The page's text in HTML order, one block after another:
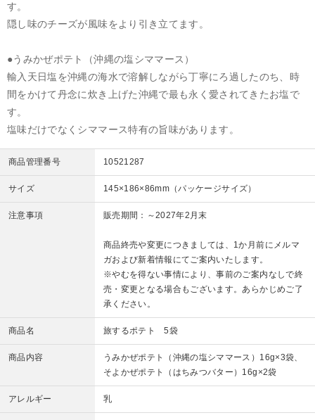
す。
隠し味のチーズが風味をより引き立てます。
●うみかぜポテト（沖縄の塩シママース）
輸入天日塩を沖縄の海水で溶解しながら丁寧にろ過したのち、時
間をかけて丹念に炊き上げた沖縄で最も永く愛されてきたお塩で
す。
塩味だけでなくシママース特有の旨味があります。
商品管理番号 10521287
サイズ 145×186×86mm（パッケージサイズ）
注意事項 販売期間：～2027年2月末
商品終売や変更につきましては、1か月前にメルマ
ガおよび新着情報にてご案内いたします。
※やむを得ない事情により、事前のご案内なしで終
売・変更となる場合もございます。あらかじめご了
承ください。
商品名 旅するポテト 5袋
商品内容
うみかぜポテト（沖縄の塩シママース）16g×3袋、
そよかぜポテト（はちみつバター）16g×2袋
アレルギー 乳